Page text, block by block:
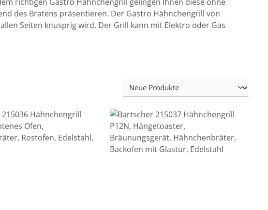
des Bratens präsentieren. Der Gastro Hähnchengrill von
Seiten knusprig wird. Der Grill kann mit Elektro oder Gas